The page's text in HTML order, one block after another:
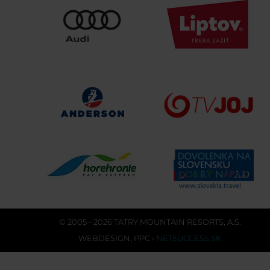
© 2005 - 2026 TATRY MOUNTAIN RESORTS, A.S.
WEBDESIGN PPC › NETSUCCESS.SK